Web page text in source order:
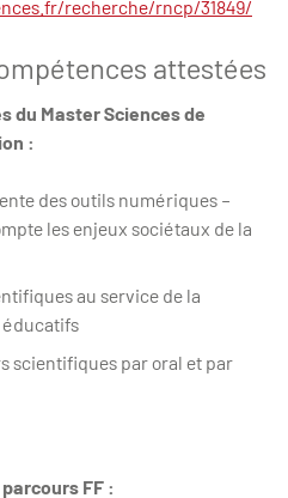
recherche/rncp/31849/
attestées
du Master Sciences de
:
des outils numériques –
les enjeux sociétaux de la
au service de la
éducatifs
scientifiques par oral et par
FF :